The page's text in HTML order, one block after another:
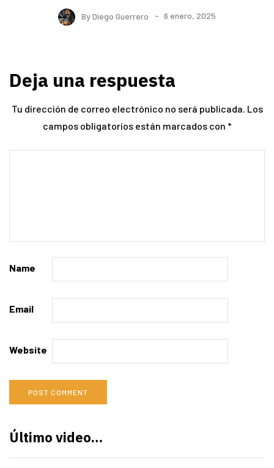
ByDiego Guerrero 6 enero, 2025
Deja una respuesta
Tu dirección de correo electrónico no será publicada. Los
campos obligatorios están marcados con *
Name
Email
Website
Último video…